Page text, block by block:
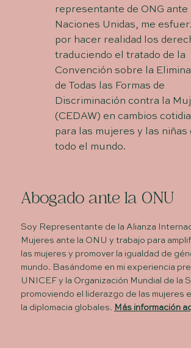
representante de ONG ante
Naciones Unidas, me
por hacer realidad los
traduciendo el tratado de la
Convención sobre la
de Todas las Formas de
Discriminación contra la
(CEDAW) en cambios
para las mujeres y las niñas
todo el mundo.
Abogado ante la ONU
Soy Representante de la Alianza
Mujeres ante la ONU y trabajo para
las mujeres y promover la igualdad de
mundo. Basándome en mi experiencia
UNICEF y la Organización Mundial de la
promoviendo el liderazgo de las mujeres
la diplomacia globales. Más información